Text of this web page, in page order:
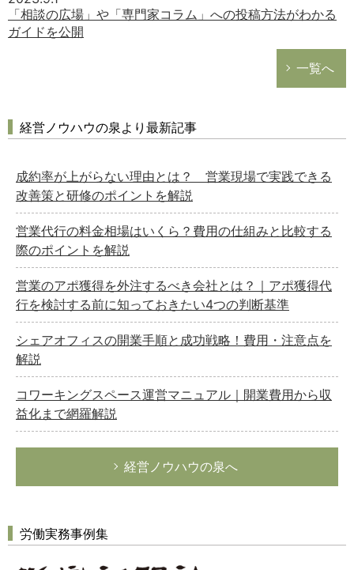
「相談の広場」や「専門家コラム」への投稿方法がわかる
ガイドを公開
一覧へ
経営ノウハウの泉より最新記事
成約率が上がらない理由とは？ 営業現場で実践できる
改善策と研修のポイントを解説
営業代行の料金相場はいくら？費用の仕組みと比較する
際のポイントを解説
営業のアポ獲得を外注するべき会社とは？｜アポ獲得代
行を検討する前に知っておきたい4つの判断基準
シェアオフィスの開業手順と成功戦略！費用・注意点を
解説
コワーキングスペース運営マニュアル｜開業費用から収
益化まで網羅解説
経営ノウハウの泉へ
労働実務事例集